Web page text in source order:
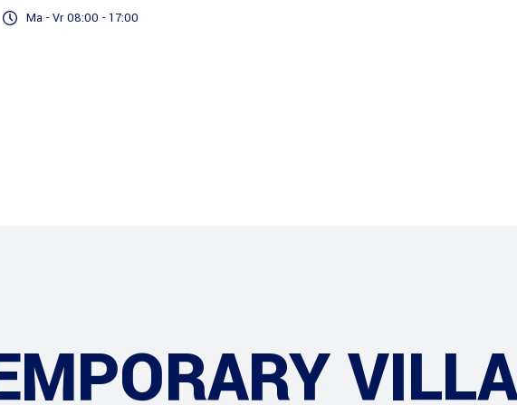
Ma - Vr 08:00 - 17:00